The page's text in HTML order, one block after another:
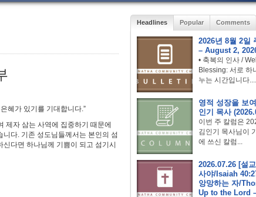
혜가 있기를 기대합니다.”
제자 삼는 사역에 집중하기 때문에
다. 기존 성도님들께서는 본인의 섬
다면 하나님께 기쁨이 되고 섬기시
Headlines Popular Comments
2026년 8월 2일
– August 2,
• 축복의 인사 /
Blessing: 서로 하
누는 시간입니다....
영적 성장을 보
인기 목사
이번 주 칼럼은
김인기 목사님이
에 쓰신 칼럼...
2026.07.26 [설
사야/Isaiah
앙망하는 자/
Up to the Lord